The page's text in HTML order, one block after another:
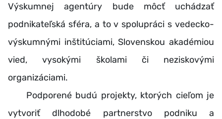
Výskumnej agentúry bude môcť uchádzať
podnikateľská sféra, a to v spolupráci s vedecko-
výskumnými inštitúciami, Slovenskou akadémiou
vied, vysokými školami či neziskovými
organizáciami.
Podporené budú projekty, ktorých cieľom je
vytvoriť dlhodobé partnerstvo podniku a